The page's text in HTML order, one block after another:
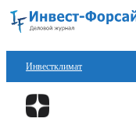
Инвестклимат
Финансы